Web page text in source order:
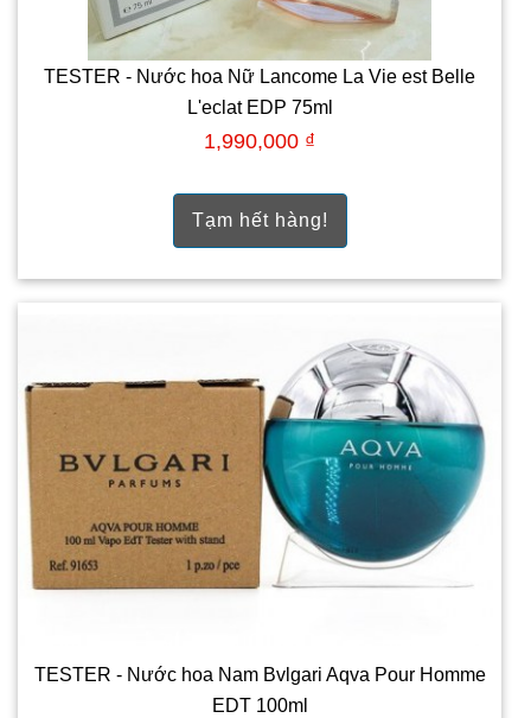
TESTER - Nước hoa Nữ Lancome La Vie est Belle
L'eclat EDP 75ml
1,990,000 ₫
Tạm hết hàng!
TESTER - Nước hoa Nam Bvlgari Aqva Pour Homme
EDT 100ml